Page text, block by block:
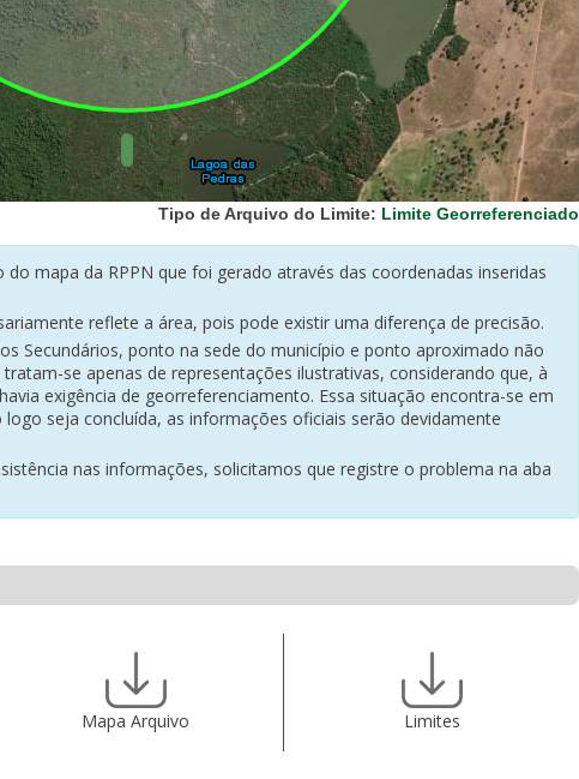
Tipo de Arquivo do Limite: Limite Georreferenciado
mapa da RPPN que foi gerado através das coordenadas inseridas
reflete a área, pois pode existir uma diferença de precisão.
Secundários, ponto na sede do município e ponto aproximado não
se apenas de representações ilustrativas, considerando que, à
exigência de georreferenciamento. Essa situação encontra-se em
seja concluída, as informações oficiais serão devidamente
nas informações, solicitamos que registre o problema na aba
Mapa Arquivo Limites